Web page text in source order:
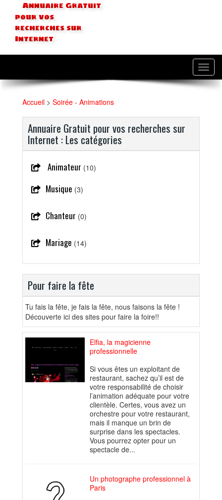
Annuaire Gratuit
pour vos
recherches sur
Internet
Accueil > Soirée - Animations
Annuaire Gratuit pour vos recherches sur
Internet : Les catégories
Animateur (10)
Musique (3)
Chanteur (0)
Mariage (14)
Pour faire la fête
Tu fais la fête, je fais la fête, nous faisons la fête !
Découverte ici des sites pour faire la foire!!
Elfia, la magicienne
professionnelle
Si vous êtes un exploitant de
restaurant, sachez qu’il est de
votre responsabilité de choisir
l’animation adéquate pour votre
clientèle. Certes, vous avez un
orchestre pour votre restaurant,
mais il manque un brin de
surprise dans les spectacles.
Vous pourrez opter pour un
spectacle de...
Un photographe professionnel à
Paris